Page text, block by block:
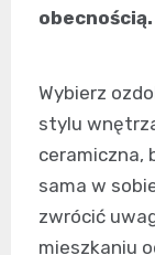
obecnością.
Wybierz
stylu
ceramiczna,
sama w
zwrócić
mieszkaniu